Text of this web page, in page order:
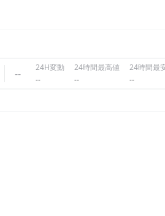
--
24H変動
--
24時間最高値
--
24時間最
--